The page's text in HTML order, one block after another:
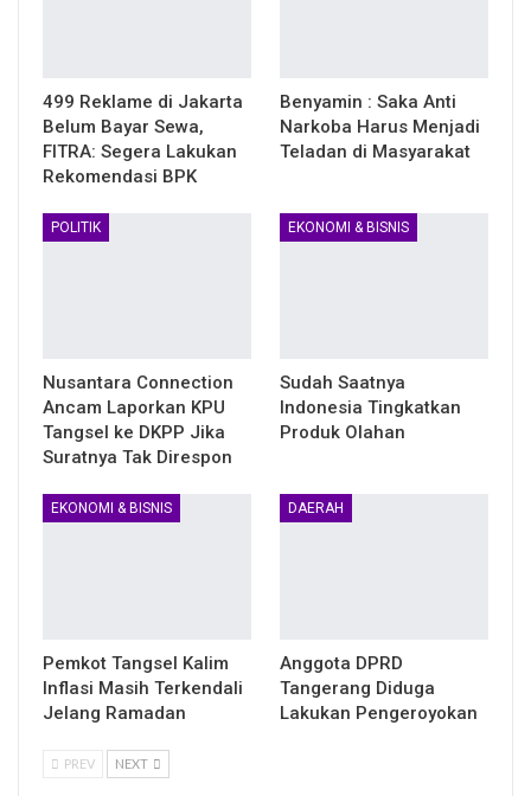
499 Reklame di Jakarta
Belum Bayar Sewa,
FITRA: Segera Lakukan
Rekomendasi BPK
Benyamin : Saka Anti
Narkoba Harus Menjadi
Teladan di Masyarakat
POLITIK
Nusantara Connection
Ancam Laporkan KPU
Tangsel ke DKPP Jika
Suratnya Tak Direspon
EKONOMI & BISNIS
Sudah Saatnya
Indonesia Tingkatkan
Produk Olahan
EKONOMI & BISNIS
Pemkot Tangsel Kalim
Inflasi Masih Terkendali
Jelang Ramadan
DAERAH
Anggota DPRD
Tangerang Diduga
Lakukan Pengeroyokan
PREV NEXT